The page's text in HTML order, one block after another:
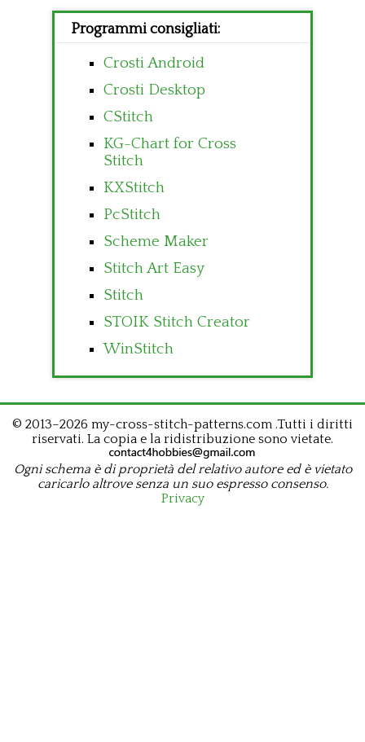
Programmi consigliati:
Crosti Android
Crosti Desktop
CStitch
KG-Chart for Cross
Stitch
KXStitch
PcStitch
Scheme Maker
Stitch Art Easy
Stitch
STOIK Stitch Creator
WinStitch
© 2013–2026 my-cross-stitch-patterns.com .Tutti i diritti
riservati. La copia e la ridistribuzione sono vietate.
Ogni schema è di proprietà del relativo autore ed è vietato
caricarlo altrove senza un suo espresso consenso.
Privacy